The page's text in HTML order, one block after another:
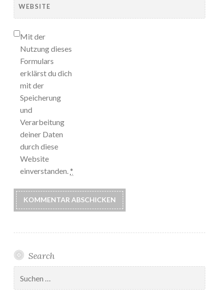
WEBSITE
Mit der
Nutzung dieses
Formulars
erklärst du dich
mit der
Speicherung
und
Verarbeitung
deiner Daten
durch diese
Website
einverstanden. *
Search
nach: